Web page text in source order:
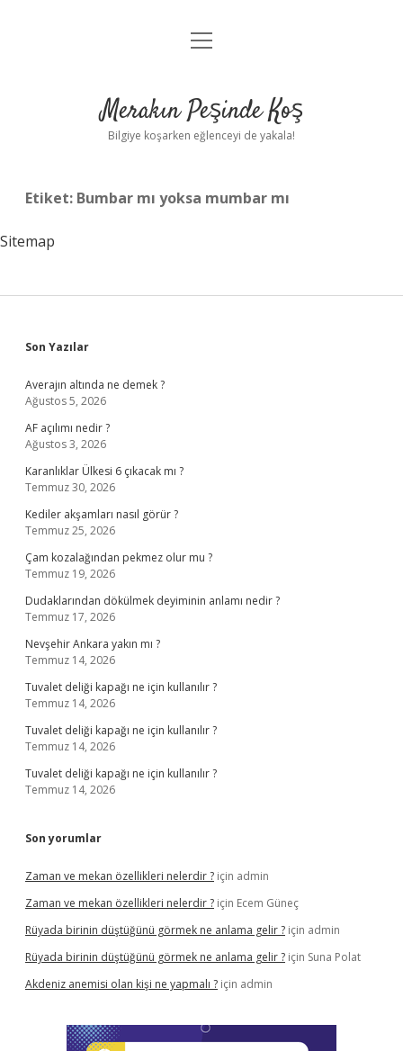
Anasayfa
Yasal Uyarı
menüyü
Merakın Peşinde Koş
Bilgiye koşarken eğlenceyi de yakala!
Etiket: Bumbar mı yoksa mumbar mı
Sitemap
Sidebar
Son Yazılar
Averajın altında ne demek ?
Ağustos 5, 2026
AF açılımı nedir ?
Ağustos 3, 2026
Karanlıklar Ülkesi 6 çıkacak mı ?
Temmuz 30, 2026
Kediler akşamları nasıl görür ?
Temmuz 25, 2026
Çam kozalağından pekmez olur mu ?
Temmuz 19, 2026
Dudaklarından dökülmek deyiminin anlamı nedir ?
Temmuz 17, 2026
Nevşehir Ankara yakın mı ?
Temmuz 14, 2026
Tuvalet deliği kapağı ne için kullanılır ?
Temmuz 14, 2026
Tuvalet deliği kapağı ne için kullanılır ?
Temmuz 14, 2026
Tuvalet deliği kapağı ne için kullanılır ?
Temmuz 14, 2026
Son yorumlar
Zaman ve mekan özellikleri nelerdir ? için admin
Zaman ve mekan özellikleri nelerdir ? için Ecem Güneç
Rüyada birinin düştüğünü görmek ne anlama gelir ? için admin
Rüyada birinin düştüğünü görmek ne anlama gelir ? için Suna Polat
Akdeniz anemisi olan kişi ne yapmalı ? için admin